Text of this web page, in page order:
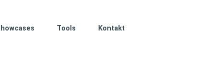
Tools Kontakt